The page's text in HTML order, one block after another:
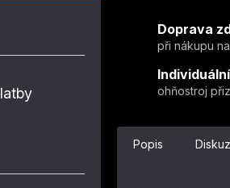
Doprava
při nákupu
ohňostroj
Popis